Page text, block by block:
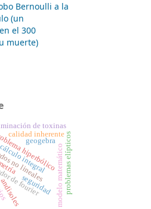
Bernoulli a la
(un
el 300
muerte)
hiperbólico
de fourier modelo matemático
de toxinas
calidad inherente
no lineales
integral
seguridad
geogebra problemas elípticos